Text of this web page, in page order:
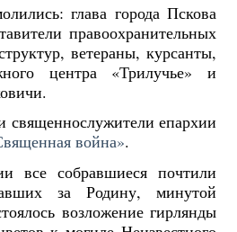
глава города Пскова
правоохранительных
ветераны, курсанты,
центра «Трилучье» и
священнослужители епархии
война».
все собравшиеся почтили
за Родину, минутой
возложение гирлянды